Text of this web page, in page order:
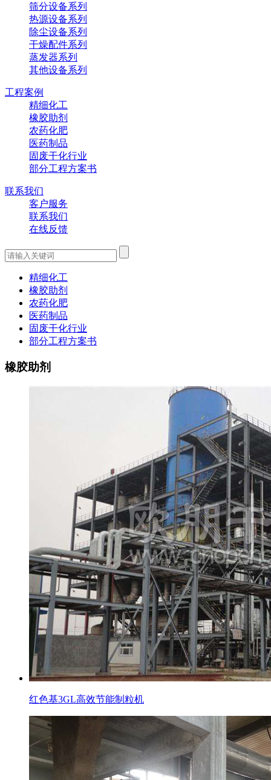
筛分设备系列
热源设备系列
除尘设备系列
干燥配件系列
蒸发器系列
其他设备系列
工程案例
精细化工
橡胶助剂
农药化肥
医药制品
固废干化行业
部分工程方案书
联系我们
客户服务
联系我们
在线反馈
精细化工
橡胶助剂
农药化肥
医药制品
固废干化行业
部分工程方案书
橡胶助剂
红色基3GL高效节能制粒机